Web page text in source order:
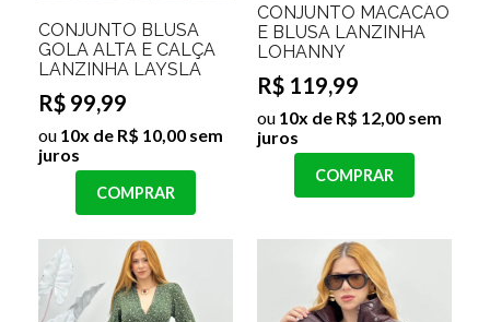
CONJUNTO BLUSA
GOLA ALTA E CALÇA
LANZINHA LAYSLA
R$ 99,99
ou 10x de R$ 10,00 sem
juros
COMPRAR
CONJUNTO MACACÃO
E BLUSA LANZINHA
LOHANNY
R$ 119,99
ou 10x de R$ 12,00 sem
juros
COMPRAR